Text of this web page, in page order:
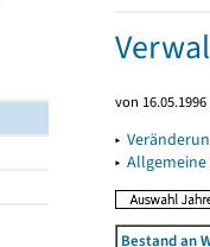
von
▸
▸
Bestand an